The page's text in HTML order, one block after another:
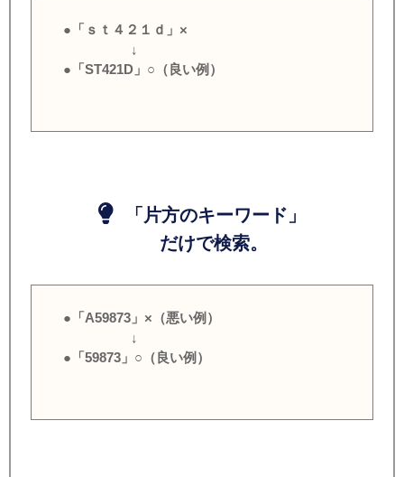
●「ｓｔ４２１ｄ」×
↓
●「ST421D」○（良い例）
「片方のキーワード」
だけで検索。
●「A59873」×（悪い例）
↓
●「59873」○（良い例）